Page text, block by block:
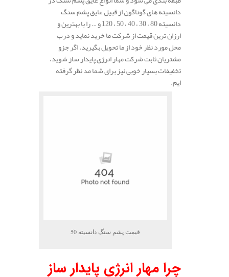
دانسیته های گوناگون از قبیل عایق پشم سنگ
دانسیته 80 ، 30 ، 40 ، 50 ، 120 و … را با بهترین و
ارزان ترین قیمت از شرکت ما خرید نماید و درب
محل مورد نظر خود از ما تحویل بگیرید. اگر جزو
مشتریان ثابت شرکت مهار انرژی پایدار ساز شوید،
تخفیفات بسیار خوبی نیز برای شما مد نظر گرفته
ایم.
قیمت پشم سنگ دانسیته 50
چرا مهار انرژی پایدار ساز